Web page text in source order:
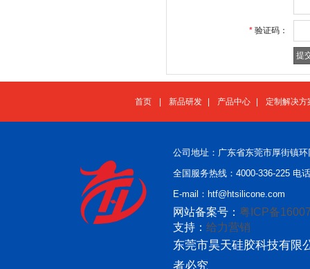
* 验证码：
首页 新品研发 产品中心 定制解决方
公司地址：广东省东莞市厚街镇
全国服务热线：4000-336-225 电
E-mail：htf@htsilicone.com
网站备案号： 粤ICP备
支持： 给力营销
东莞市昊天硅胶科技有限
者必究